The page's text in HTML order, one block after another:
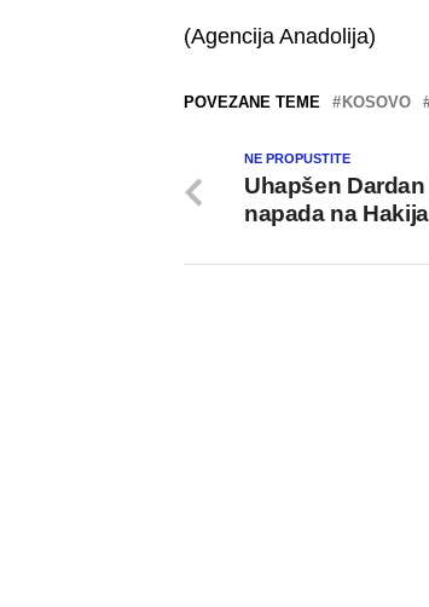
(Agencija Anadolija)
POVEZANE TEME KOSOVO
NE PROPUSTITE
Uhapšen
napada na